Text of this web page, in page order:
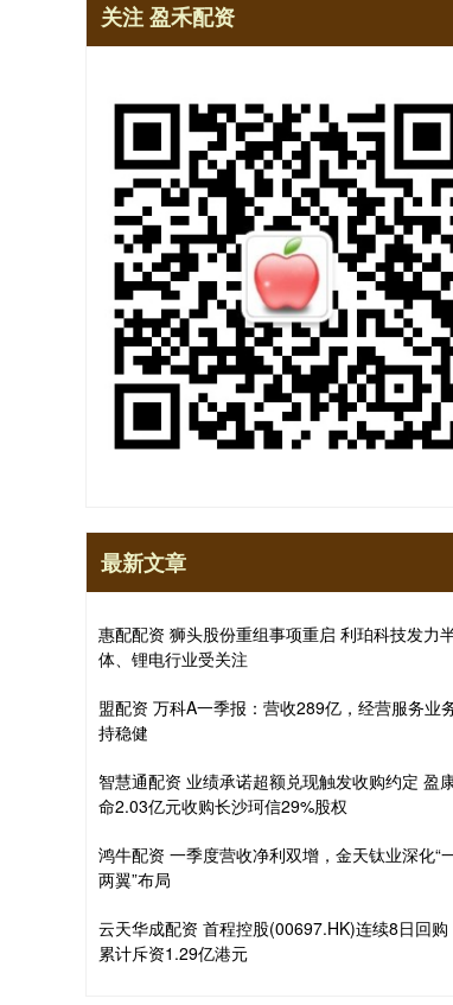
关注 盈禾配资
最新文章
惠配配资 狮头股份重组事项重启 利珀科技发力
体、锂电行业受关注
盟配资 万科A一季报：营收289亿，经营服务业
持稳健
智慧通配资 业绩承诺超额兑现触发收购约定 盈
命2.03亿元收购长沙珂信29%股权
鸿牛配资 一季度营收净利双增，金天钛业深化“
两翼”布局
云天华成配资 首程控股(00697.HK)连续8日回购
累计斥资1.29亿港元